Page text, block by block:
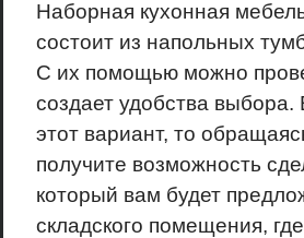
Наборная кухонная
состоит из напольных
С их помощью можно
создает удобства
этот вариант, то
получите возможность
который вам будет
складского помещения,